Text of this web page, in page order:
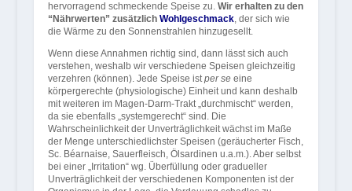
hervorragend schmeckende Speise zu. Wir erhalten zu den
“Nährwerten” zusätzlich Wohlgeschmack, der sich wie
die Wärme zu den Sonnenstrahlen hinzugesellt.
Wenn diese Annahmen richtig sind, dann lässt sich auch
verstehen, weshalb wir verschiedene Speisen gleichzeitig
verzehren (können). Jede Speise istper seeine
körpergerechte (physiologische) Einheit und kann deshalb
mit weiteren im Magen-Darm-Trakt „durchmischt“ werden,
da sie ebenfalls „systemgerecht“ sind. Die
Wahrscheinlichkeit der Unverträglichkeit wächst im Maße
der Menge unterschiedlichster Speisen (geräucherter Fisch,
Sc. Béarnaise, Sauerfleisch, Ölsardinen u.a.m.). Aber selbst
bei einer „Irritation“ wg. Überfüllung oder gradueller
Unverträglichkeit der verschiedenen Komponenten ist der